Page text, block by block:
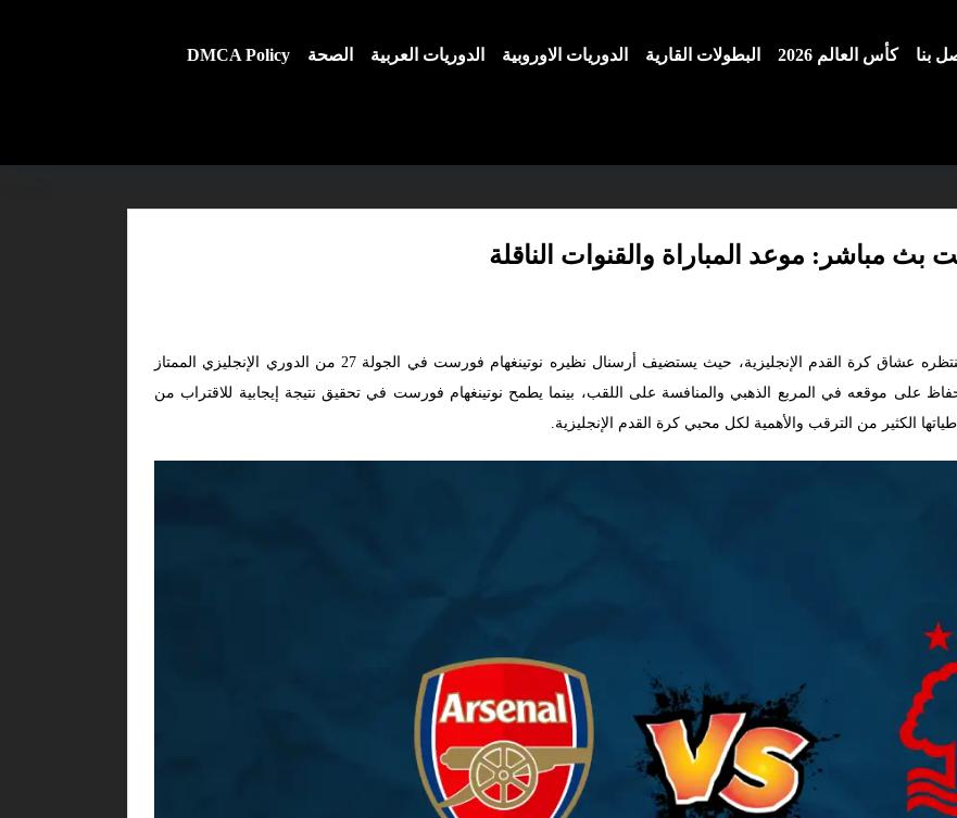
بنا كأس العالم 2026 البطولات القارية الدوريات الاوروبية الدوريات العربية الصحة DMCA Policy
مباشر: موعد المباراة والقنوات الناقلة
هي ما ينتظره عشاق كرة القدم الإنجليزية، حيث يستضيف أرسنال نظيره نوتينغهام فورست في الجولة 27 من الدوري الإنجليزي الممتاز
للحفاظ على موقعه في المربع الذهبي والمنافسة على اللقب، بينما يطمح نوتينغهام فورست في تحقيق نتيجة إيجابية للاقتراب من
الكثير من الترقب والأهمية لكل محبي كرة القدم الإنجليزية.